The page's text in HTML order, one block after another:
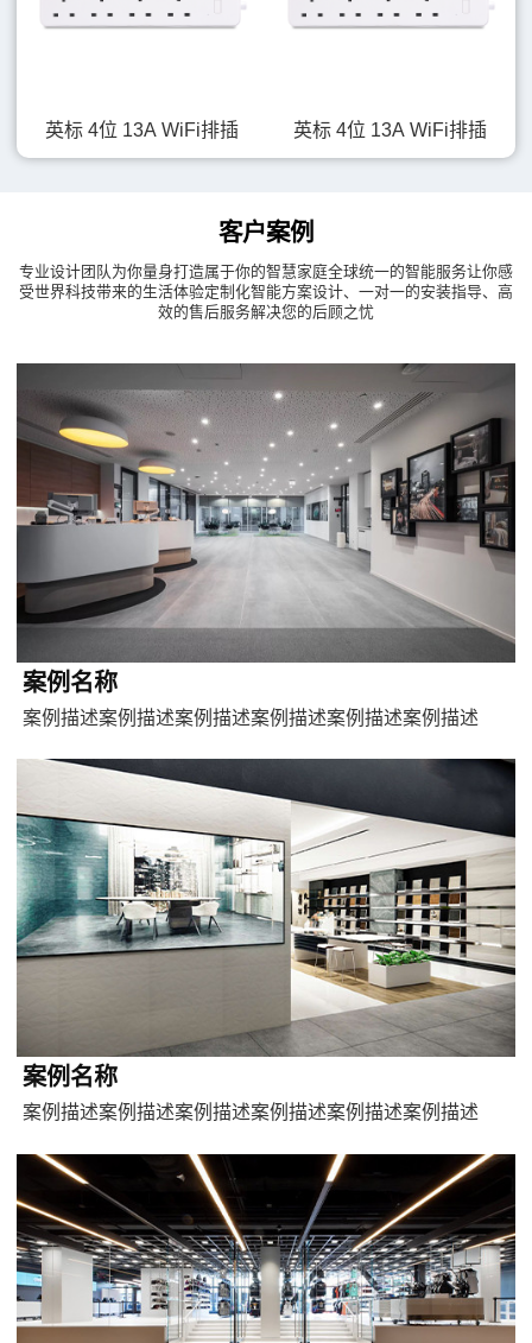
英标 4位 13A WiFi排插 英标 4位 13A WiFi排插
客户案例
专业设计团队为你量身打造属于你的智慧家庭全球统一的智能服务让你感
受世界科技带来的生活体验定制化智能方案设计、一对一的安装指导、高
效的售后服务解决您的后顾之忧
案例名称
案例描述案例描述案例描述案例描述案例描述案例描述
案例名称
案例描述案例描述案例描述案例描述案例描述案例描述